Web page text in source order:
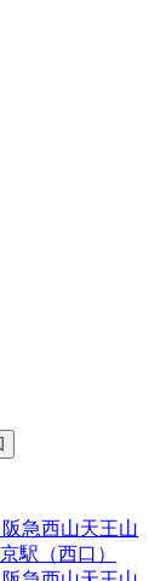
急西山天王山
駅（西口）